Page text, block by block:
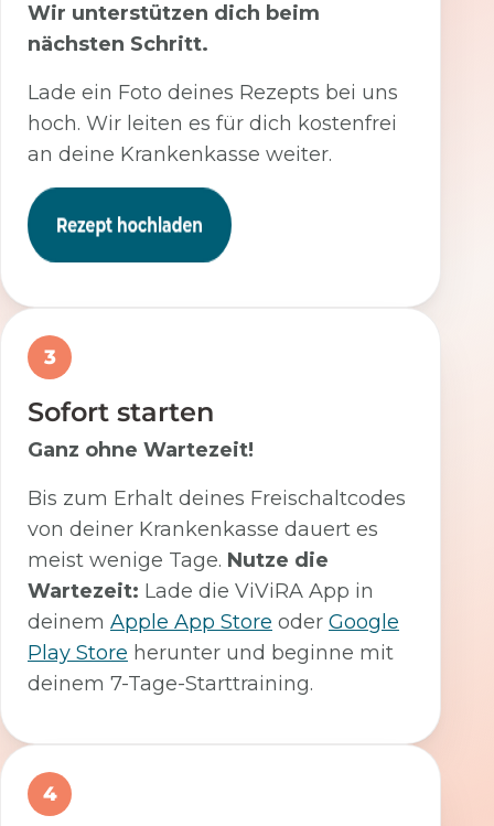
Wir unterstützen dich beim
nächsten Schritt.
Lade ein Foto deines Rezepts bei uns
hoch. Wir leiten es für dich kostenfrei
an deine Krankenkasse weiter.
3
Sofort starten
Ganz ohne Wartezeit!
Bis zum Erhalt deines Freischaltcodes
von deiner Krankenkasse dauert es
meist wenige Tage. Nutze die
Wartezeit: Lade die ViViRA App in
deinem Apple App Store oder Google
Play Store herunter und beginne mit
deinem 7-Tage-Starttraining.
4